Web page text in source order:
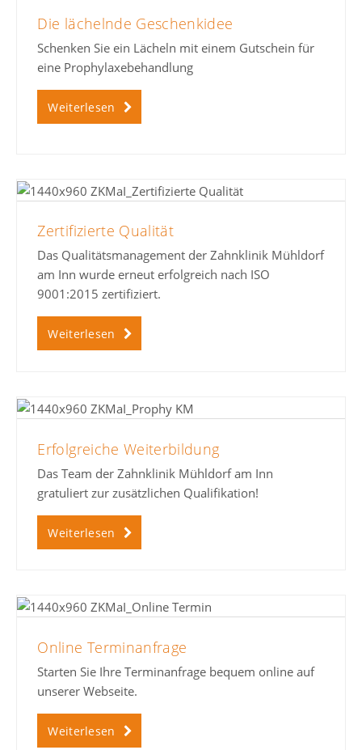
Die lächelnde Geschenkidee
Schenken Sie ein Lächeln mit einem Gutschein für
eine Prophylaxebehandlung
Weiterlesen
Zertifizierte Qualität
Das Qualitätsmanagement der Zahnklinik Mühldorf
am Inn wurde erneut erfolgreich nach ISO
9001:2015 zertifiziert.
Weiterlesen
Erfolgreiche Weiterbildung
Das Team der Zahnklinik Mühldorf am Inn
gratuliert zur zusätzlichen Qualifikation!
Weiterlesen
Online Terminanfrage
Starten Sie Ihre Terminanfrage bequem online auf
unserer Webseite.
Weiterlesen